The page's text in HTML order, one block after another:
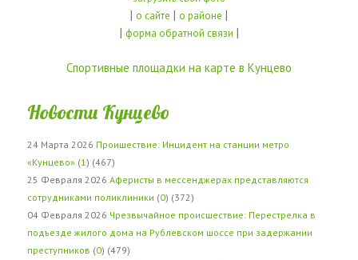
| о сайте | о районе |
| форма обратной связи |
Спортивные площадки на карте в Кунцево
Новости Кунцево
24 Марта 2026 Проишествие: Инцидент на станции метро
«Кунцево» (1 ) (467)
25 Февраля 2026 Аферисты в мессенджерах представляются
сотрудниками поликлиники (0) (372)
04 Февраля 2026 Чрезвычайное происшествие: Перестрелка в
подъезде жилого дома на Рублевском шоссе при задержании
преступников (0) (479)